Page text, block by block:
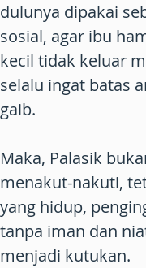
dulunya dipakai
sosial, agar ibu
kecil tidak keluar
selalu ingat batas
gaib.
Maka, Palasik
menakut-nakuti,
yang hidup,
tanpa iman dan
menjadi kutukan.